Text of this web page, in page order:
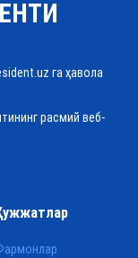
га ҳавола
расмий веб-